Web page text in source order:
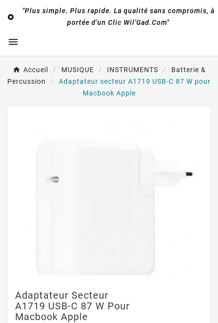

"Plus simple. Plus rapide. La qualité sans compromis, à
portée d'un Clic Wil'Gad.Com"

Accueil MUSIQUE INSTRUMENTS
Batterie &
Percussion
Adaptateur secteur A1719 USB-C 87 W pour
Macbook Apple
Adaptateur Secteur
A1719 USB-C 87 W Pour
Macbook Apple